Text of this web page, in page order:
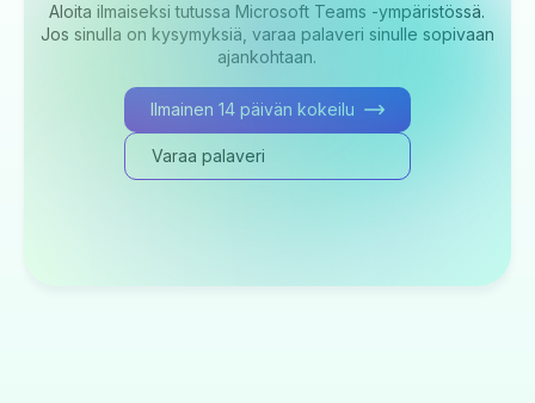
Aloita ilmaiseksi tutussa Microsoft Teams -ympäristössä.
Jos sinulla on kysymyksiä, varaa palaveri sinulle sopivaan
ajankohtaan.
Ilmainen 14 päivän kokeilu
Varaa palaveri